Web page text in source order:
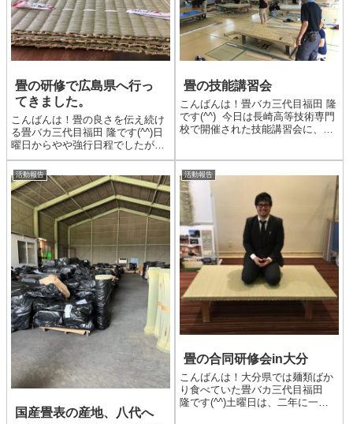
畳の研修で広島県へ行っ
てきました。
こんばんは！畳の良さを伝え続け
る畳バカ三代目福田 隆です(^^)日
曜日からやや強行日程でしたが一
泊二日で広島県の三次市、福山市
へ畳の研修で行ってきました(^^)
目的は超高級畳表、備後表の現状
確認と、ある品物の引き取りのた
めでした。しかし45...
畳の技能講習会
こんばんは！畳バカ三代目福田 隆
です(^^) 今日は長崎高等技術専門
校で開催された技能講習会に、も
に控え、6名の参加者が朝から熱
心に練習していま...
活動報告
国産畳表の産地、八代へ
活動報告
畳の合同研修会in大分
こんばんは！大分県では麺類ばか
り食べていた畳バカ三代目福田
隆です(^^)土曜日は、二年に一度